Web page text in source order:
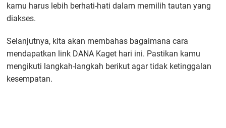
kamu harus lebih berhati-hati dalam memilih tautan yang
diakses.
Selanjutnya, kita akan membahas bagaimana cara
mendapatkan link DANA Kaget hari ini. Pastikan kamu
mengikuti langkah-langkah berikut agar tidak ketinggalan
kesempatan.